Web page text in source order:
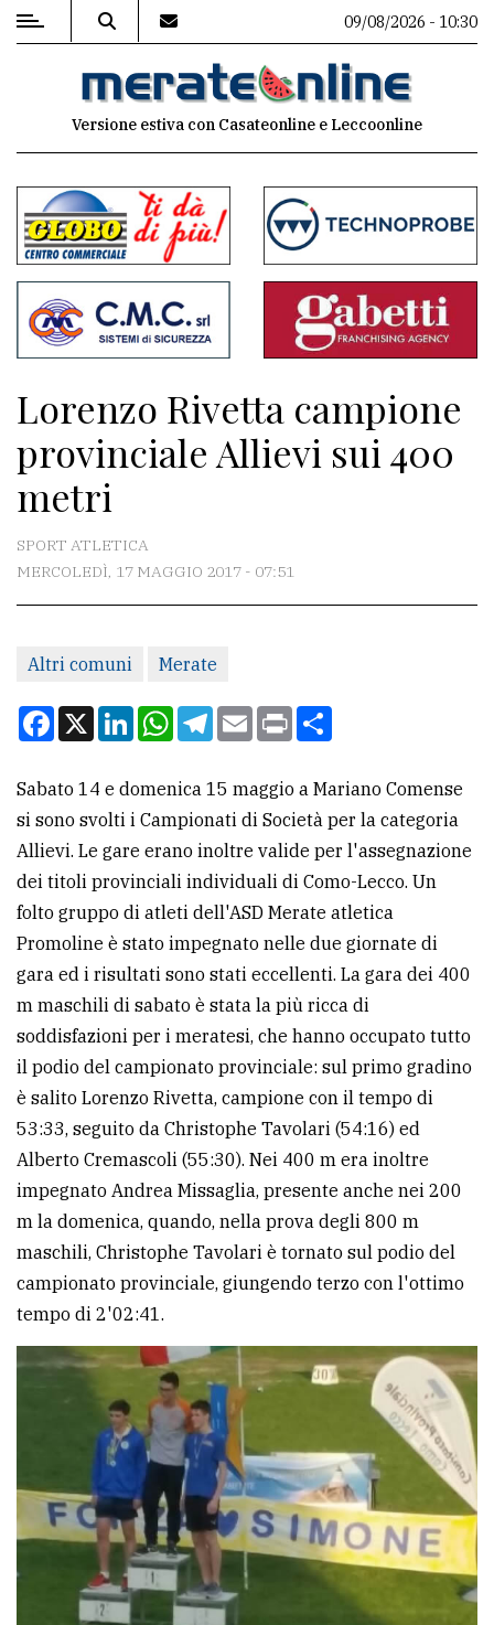
MENU
commenti
Contenuti
del
sito
Associazioni
Meteo
CONTATTI
Scrivici
Per
la
pubblicità
CERCA
Cerca
per
comune
Ricerca
avanzata
LE
ALTRE
TESTATE
PRIVACY
policy
09/08/2026 - 10:30
Versione estiva con Casateonline e Leccoonline
Lorenzo Rivetta campione
provinciale Allievi sui 400
metri
SPORT ATLETICA
MERCOLEDÌ, 17 MAGGIO 2017 - 07:51
Altri comuni Merate
Facebook
X LinkedInWhatsApp
Telegram
EmailPrint
Sabato 14 e domenica 15 maggio a Mariano Comense
si sono svolti i Campionati di Società per la categoria
Allievi. Le gare erano inoltre valide per l'assegnazione
dei titoli provinciali individuali di Como-Lecco. Un
folto gruppo di atleti dell'ASD Merate atletica
Promoline è stato impegnato nelle due giornate di
gara ed i risultati sono stati eccellenti. La gara dei 400
m maschili di sabato è stata la più ricca di
soddisfazioni per i meratesi, che hanno occupato tutto
il podio del campionato provinciale: sul primo gradino
è salito Lorenzo Rivetta, campione con il tempo di
53:33, seguito da Christophe Tavolari (54:16) ed
Alberto Cremascoli (55:30). Nei 400 m era inoltre
impegnato Andrea Missaglia, presente anche nei 200
m la domenica, quando, nella prova degli 800 m
maschili, Christophe Tavolari è tornato sul podio del
campionato provinciale, giungendo terzo con l'ottimo
tempo di 2'02:41.